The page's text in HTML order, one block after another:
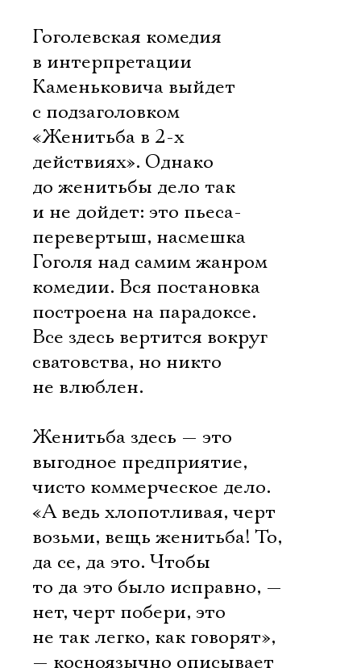
Гоголевская комедия
в интерпретации
Каменьковича выйдет
с подзаголовком
«Женитьба в 2-х
действиях». Однако
до женитьбы дело так
и не дойдет: это пьеса-
перевертыш, насмешка
Гоголя над самим жанром
комедии. Вся постановка
построена на парадоксе.
Все здесь вертится вокруг
сватовства, но никто
не влюблен.
Женитьба здесь — это
выгодное предприятие,
чисто коммерческое дело.
«А ведь хлопотливая, черт
возьми, вещь женитьба! То,
да се, да это. Чтобы
то да это было исправно, —
нет, черт побери, это
не так легко, как говорят»,
— косноязычно описывает